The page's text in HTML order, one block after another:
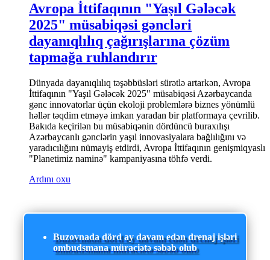
Avropa İttifaqının "Yaşıl Gələcək
2025" müsabiqəsi gəncləri
dayanıqlılıq çağırışlarına çözüm
tapmağa ruhlandırır
Dünyada dayanıqlılıq təşəbbüsləri sürətlə artarkən, Avropa
İttifaqının "Yaşıl Gələcək 2025" müsabiqəsi Azərbaycanda
gənc innovatorlar üçün ekoloji problemlərə biznes yönümlü
həllər təqdim etməyə imkan yaradan bir platformaya çevrilib.
Bakıda keçirilən bu müsabiqənin dördüncü buraxılışı
Azərbaycanlı gənclərin yaşıl innovasiyalara bağlılığını və
yaradıcılığını nümayiş etdirdi, Avropa İttifaqının genişmiqyaslı
"Planetimiz naminə" kampaniyasına töhfə verdi.
Ardını oxu
Buzovnada dörd ay davam edən drenaj işləri
ombudsmana müraciətə səbəb olub